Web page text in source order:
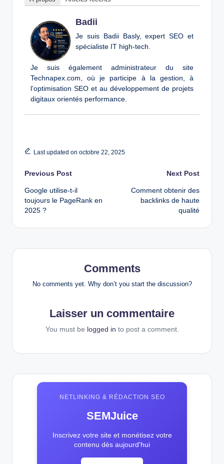
Badii
Je suis Badii Basly, expert SEO et
spécialiste IT high-tech.
Je suis également administrateur du site
Technapex.com, où je participe à la gestion, à
l’optimisation SEO et au développement de projets
digitaux orientés performance.
Last updated on octobre 22, 2025
Post
navigation
Previous Post
Google utilise-t-il
toujours le PageRank en
2025 ?
Next Post
Comment obtenir des
backlinks de haute
qualité
Comments
No comments yet. Why don’t you start the discussion?
Laisser un commentaire
You must be logged in to post a comment.
NETLINKING & RÉDACTION SEO
SEMJuice
Inscrivez votre site et monétisez votre
contenu dès aujourd'hui